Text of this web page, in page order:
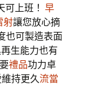
可上班！ 早
射讓您放心摘
也可製造表面
生能力也有
禮品功力卓
持更久流當